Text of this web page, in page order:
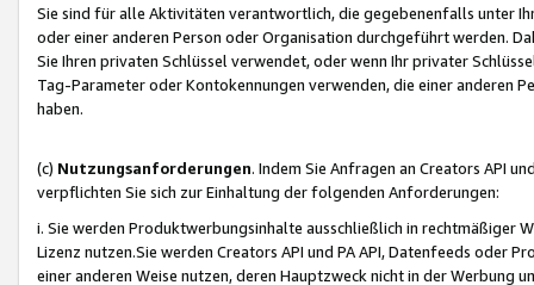
Sie sind für alle Aktivitäten verantwortlich, die gegebenenfalls unter
oder einer anderen Person oder Organisation durchgeführt werden.
Sie Ihren privaten Schlüssel verwendet, oder wenn Ihr privater
Tag-Parameter oder Kontokennungen verwenden, die einer anderen
haben.
(c) Nutzungsanforderungen. Indem Sie Anfragen an Creators API
verpflichten Sie sich zur Einhaltung der folgenden Anforderungen:
i. Sie werden Produktwerbungsinhalte ausschließlich in rechtmäßiger
Lizenz nutzen.Sie werden Creators API und PA API, Datenfeeds oder
einer anderen Weise nutzen, deren Hauptzweck nicht in der Werbung